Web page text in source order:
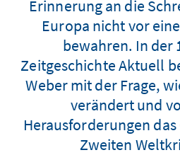
Erinnerung an die
Europa nicht vor
bewahren. In der
Zeitgeschichte Aktuell
Weber mit der Frage,
verändert und
Herausforderungen
Zweiten